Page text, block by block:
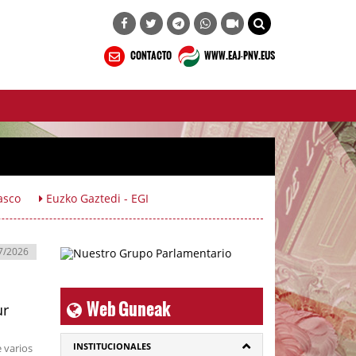
CONTACTO WWW.EAJ-PNV.EUS
Euzko Gaztedi - EGI
2026
varios
Web Guneak
INSTITUCIONALES